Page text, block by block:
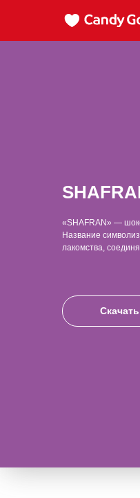
«SHAFRAN» —
Название
лакомства,